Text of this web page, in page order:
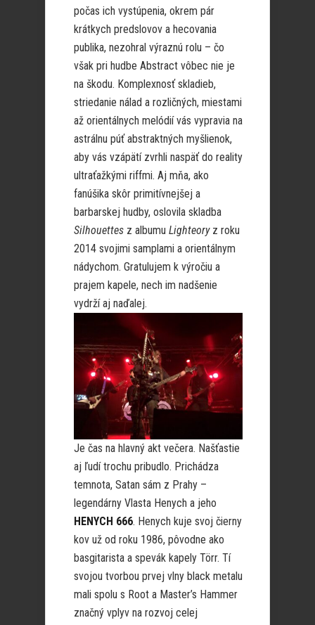
počas ich vystúpenia, okrem pár
krátkych predslovov a hecovania
publika, nezohral výraznú rolu – čo
však pri hudbe Abstract vôbec nie je
na škodu. Komplexnosť skladieb,
striedanie nálad a rozličných, miestami
až orientálnych melódií vás vypravia na
astrálnu púť abstraktných myšlienok,
aby vás vzápätí zvrhli naspäť do reality
ultraťažkými riffmi. Aj mňa, ako
fanúšika skôr primitívnejšej a
barbarskej hudby, oslovila skladba
Silhouettes z albumu Lighteory z roku
2014 svojimi samplami a orientálnym
nádychom. Gratulujem k výročiu a
prajem kapele, nech im nadšenie
vydrží aj naďalej.
Je čas na hlavný akt večera. Našťastie
aj ľudí trochu pribudlo. Prichádza
temnota, Satan sám z Prahy –
legendárny Vlasta Henych a jeho
HENYCH 666. Henych kuje svoj čierny
kov už od roku 1986, pôvodne ako
basgitarista a spevák kapely Törr. Tí
svojou tvorbou prvej vlny black metalu
mali spolu s Root a Master’s Hammer
značný vplyv na rozvoj celej